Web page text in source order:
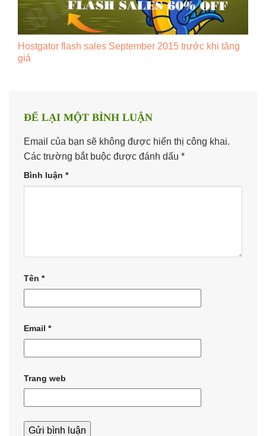
Hostgator flash sales September 2015 trước khi tăng
giá
ĐỂ LẠI MỘT BÌNH LUẬN
Email của bạn sẽ không được hiển thị công khai.
Các trường bắt buộc được đánh dấu *
Bình luận *
Tên *
Email *
Trang web